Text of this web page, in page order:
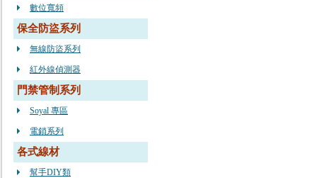
數位寬頻
保全防盜系列
無線防盜系列
紅外線偵測器
門禁管制系列
Soyal 專區
電鎖系列
各式線材
幫手DIY類